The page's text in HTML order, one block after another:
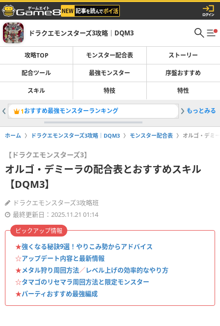
ドラクエモンスターズ3攻略｜DQM3
攻略TOP モンスター配合表 ストーリー
配合ツール 最強モンスター 序盤おすすめ
スキル 特技 特性
1おすすめ最強モンスターランキング 2キラー
もっとみる
ホーム ドラクエモンスターズ3攻略｜DQM3 モンスター配合表 オルゴ・デミ
【ドラクエモンスターズ3】
オルゴ・デミーラの配合表とおすすめスキル
【DQM3】
ドラクエモンスターズ3攻略班
最終更新日：2025.11.21 01:14
★強くなる秘訣9選！やりこみ勢からアドバイス
☆アップデート内容と最新情報
★メタル狩り周回方法／レベル上げの効率的なやり方
☆タマゴのリセマラ周回方法と限定モンスター
★パーティおすすめ最強編成
ピックアップ情報